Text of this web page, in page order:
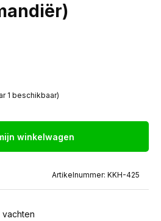
1 beschikbaar)
winkelwagen
Artikelnummer: KKH-425
vachten